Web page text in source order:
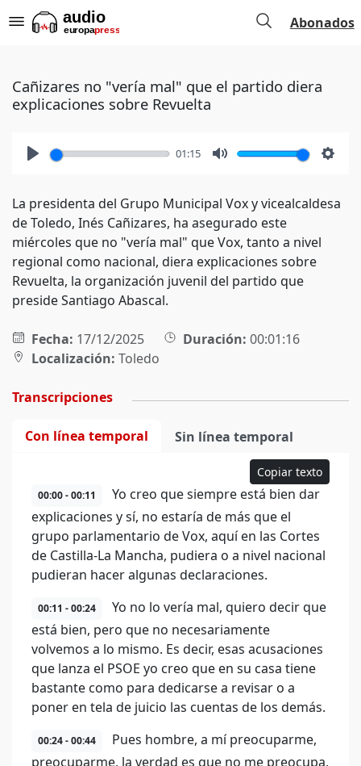
Abonados
Cañizares no "vería mal" que el partido diera
explicaciones sobre Revuelta
01:15
La presidenta del Grupo Municipal Vox y vicealcaldesa
de Toledo, Inés Cañizares, ha asegurado este
miércoles que no "vería mal" que Vox, tanto a nivel
regional como nacional, diera explicaciones sobre
Revuelta, la organización juvenil del partido que
preside Santiago Abascal.
Fecha: 17/12/2025 Duración: 00:01:16
Localización: Toledo
Transcripciones
Con línea temporal Sin línea temporal
Copiar texto
00:00 - 00:11
Yo creo que siempre está bien dar
explicaciones y sí, no estaría de más que el
grupo parlamentario de Vox, aquí en las Cortes
de Castilla-La Mancha, pudiera o a nivel nacional
pudieran hacer algunas declaraciones.
00:11 - 00:24
Yo no lo vería mal, quiero decir que
está bien, pero que no necesariamente
volvemos a lo mismo. Es decir, esas acusaciones
que lanza el PSOE yo creo que en su casa tiene
bastante como para dedicarse a revisar o a
poner en tela de juicio las cuentas de los demás.
00:24 - 00:44
Pues hombre, a mí preocuparme,
preocuparme, la verdad es que no me preocupa,